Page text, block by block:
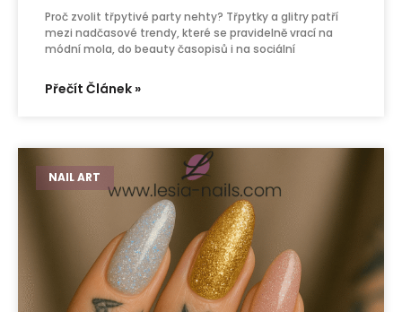
Proč zvolit třpytivé party nehty? Třpytky a glitry patří
mezi nadčasové trendy, které se pravidelně vrací na
módní mola, do beauty časopisů i na sociální
Přečít Článek »
NAIL ART